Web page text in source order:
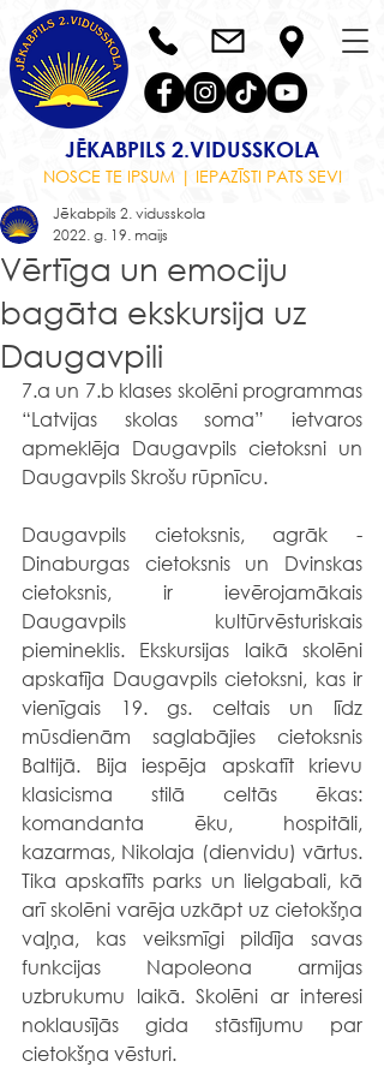
JĒKABPILS 2.VIDUSSKOLA
NOSCE TE IPSUM | IEPAZĪSTI PATS SEVI
Vērtīga un emociju
bagāta ekskursija uz
Daugavpili
Jēkabpils 2. vidusskola
2022. g. 19. maijs
7.a un 7.b klases skolēni programmas
“Latvijas skolas soma” ietvaros
apmeklēja Daugavpils cietoksni un
Daugavpils Skrošu rūpnīcu.
Daugavpils cietoksnis, agrāk -
Dinaburgas cietoksnis un Dvinskas
cietoksnis, ir ievērojamākais
Daugavpils kultūrvēsturiskais
piemineklis. Ekskursijas laikā skolēni
apskatīja Daugavpils cietoksni, kas ir
vienīgais 19. gs. celtais un līdz
mūsdienām saglabājies cietoksnis
Baltijā. Bija iespēja apskatīt krievu
klasicisma stilā celtās ēkas:
komandanta ēku, hospitāli,
kazarmas, Nikolaja (dienvidu) vārtus.
Tika apskatīts parks un lielgabali, kā
arī skolēni varēja uzkāpt uz cietokšņa
vaļņa, kas veiksmīgi pildīja savas
funkcijas Napoleona armijas
uzbrukumu laikā. Skolēni ar interesi
noklausījās gida stāstījumu par
cietokšņa vēsturi.